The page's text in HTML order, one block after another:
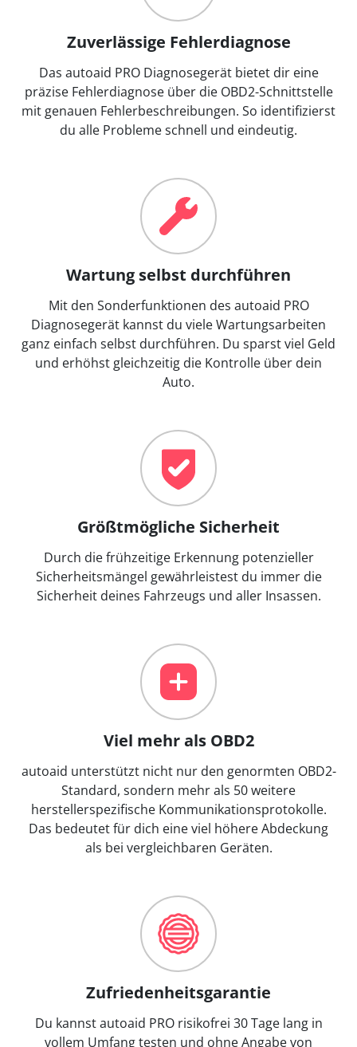
Zuverlässige Fehlerdiagnose
Das autoaid PRO Diagnosegerät bietet dir eine
präzise Fehlerdiagnose über die OBD2-Schnittstelle
mit genauen Fehlerbeschreibungen. So identifizierst
du alle Probleme schnell und eindeutig.
Wartung selbst durchführen
Mit den Sonderfunktionen des autoaid PRO
Diagnosegerät kannst du viele Wartungsarbeiten
ganz einfach selbst durchführen. Du sparst viel Geld
und erhöhst gleichzeitig die Kontrolle über dein
Auto.
Größtmögliche Sicherheit
Durch die frühzeitige Erkennung potenzieller
Sicherheitsmängel gewährleistest du immer die
Sicherheit deines Fahrzeugs und aller Insassen.
Viel mehr als OBD2
autoaid unterstützt nicht nur den genormten OBD2-
Standard, sondern mehr als 50 weitere
herstellerspezifische Kommunikationsprotokolle.
Das bedeutet für dich eine viel höhere Abdeckung
als bei vergleichbaren Geräten.
Zufriedenheitsgarantie
Du kannst autoaid PRO risikofrei 30 Tage lang in
vollem Umfang testen und ohne Angabe von